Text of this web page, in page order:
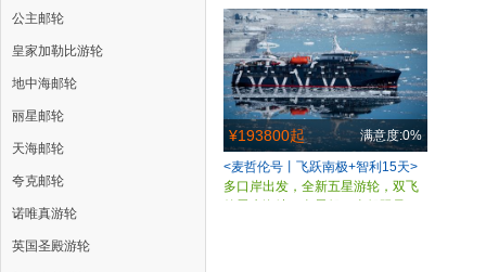
公主邮轮
皇家加勒比游轮
地中海邮轮
丽星邮轮
天海邮轮
夸克邮轮
诺唯真游轮
英国圣殿游轮
¥193800起 满意度:0%
<麦哲伦号丨飞跃南极+智利15天>
多口岸出发，全新五星游轮，双飞